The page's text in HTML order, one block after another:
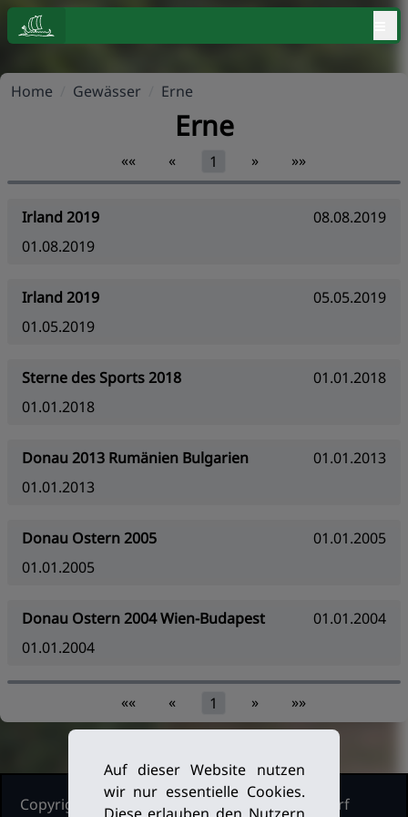
Home Gewässer Erne
Erne
«« « 1 » »»
Irland 2019
08.08.2019
01.08.2019
Irland 2019
05.05.2019
01.05.2019
Sterne des Sports 2018
01.01.2018
01.01.2018
Donau 2013 Rumänien Bulgarien
01.01.2013
01.01.2013
Donau Ostern 2005
01.01.2005
01.01.2005
Donau Ostern 2004 Wien-Budapest
01.01.2004
01.01.2004
«« « 1 » »»
Copyright Ruderclub Kleinmachnow Stahnsdorf
Auf dieser Website nutzen
wir nur essentielle Cookies.